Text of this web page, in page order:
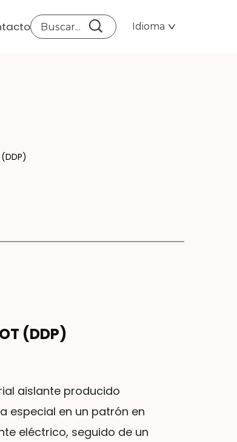
Idioma
(DDP)
aislante producido
especial en un patrón en
eléctrico, seguido de un